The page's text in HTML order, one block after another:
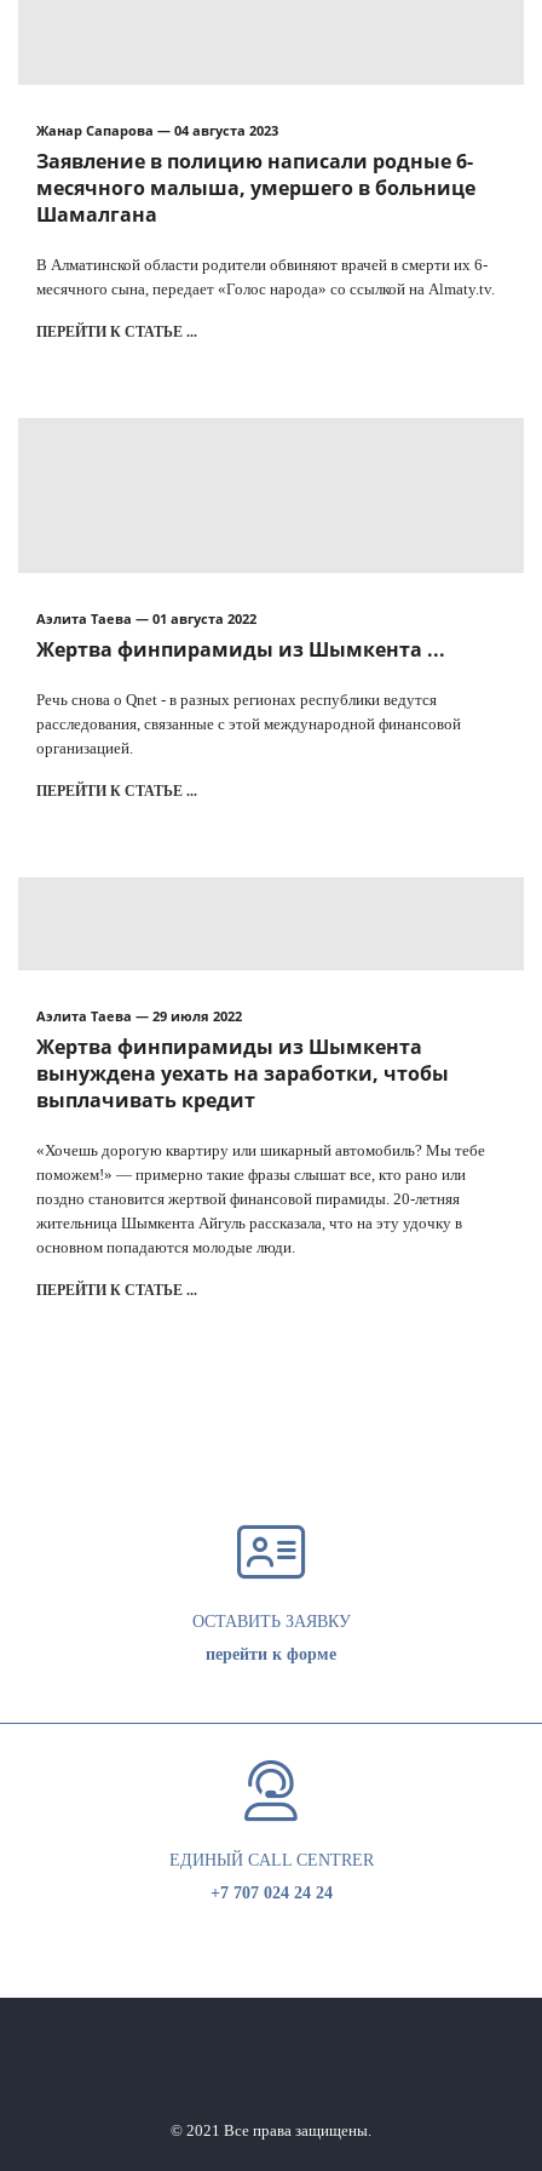
Жанар Сапарова — 04 августа 2023
Заявление в полицию написали родные 6-
месячного малыша, умершего в больнице
Шамалгана
В Алматинской области родители обвиняют врачей в смерти их 6-
месячного сына, передает «Голос народа» со ссылкой на Almaty.tv.
ПЕРЕЙТИ К СТАТЬЕ ...
Аэлита Таева — 01 августа 2022
Жертва финпирамиды из Шымкента ...
Речь снова о Qnet - в разных регионах республики ведутся
расследования, связанные с этой международной финансовой
организацией.
ПЕРЕЙТИ К СТАТЬЕ ...
Аэлита Таева — 29 июля 2022
Жертва финпирамиды из Шымкента
вынуждена уехать на заработки, чтобы
выплачивать кредит
«Хочешь дорогую квартиру или шикарный автомобиль? Мы тебе
поможем!» — примерно такие фразы слышат все, кто рано или
поздно становится жертвой финансовой пирамиды. 20-летняя
жительница Шымкента Айгуль рассказала, что на эту удочку в
основном попадаются молодые люди.
ПЕРЕЙТИ К СТАТЬЕ ...
ОСТАВИТЬ ЗАЯВКУ
перейти к форме
ЕДИНЫЙ CALL CENTRER
+7 707 024 24 24
© 2021 Все права защищены.